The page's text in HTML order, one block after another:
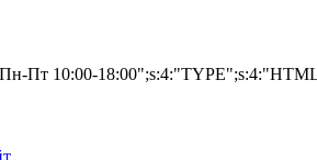
Пт 10:00-